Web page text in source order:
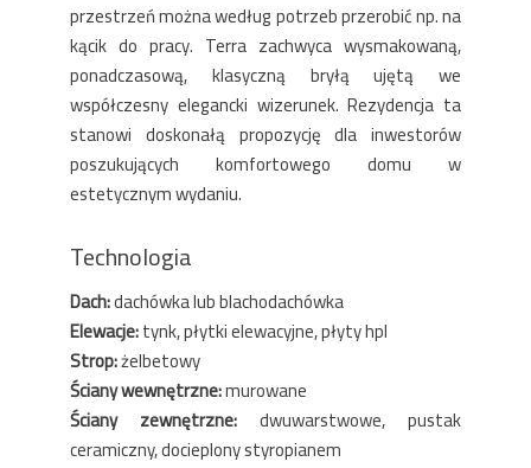
przestrzeń można według potrzeb przerobić np. na
kącik do pracy. Terra zachwyca wysmakowaną,
ponadczasową, klasyczną bryłą ujętą we
współczesny elegancki wizerunek. Rezydencja ta
stanowi doskonałą propozycję dla inwestorów
poszukujących komfortowego domu w
estetycznym wydaniu.
Technologia
Dach:dachówka lub blachodachówka
Elewacje:tynk, płytki elewacyjne, płyty hpl
Strop:żelbetowy
Ściany wewnętrzne:murowane
Ściany zewnętrzne: dwuwarstwowe, pustak
ceramiczny, docieplony styropianem